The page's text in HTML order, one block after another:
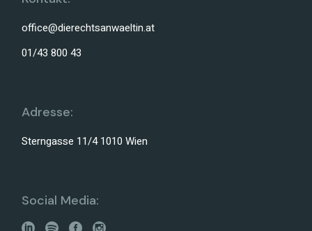
office@dierechtsanwaeltin.at
01/43 800 43
Adresse:
Sterngasse 11/4 1010 Wien
Social Media: